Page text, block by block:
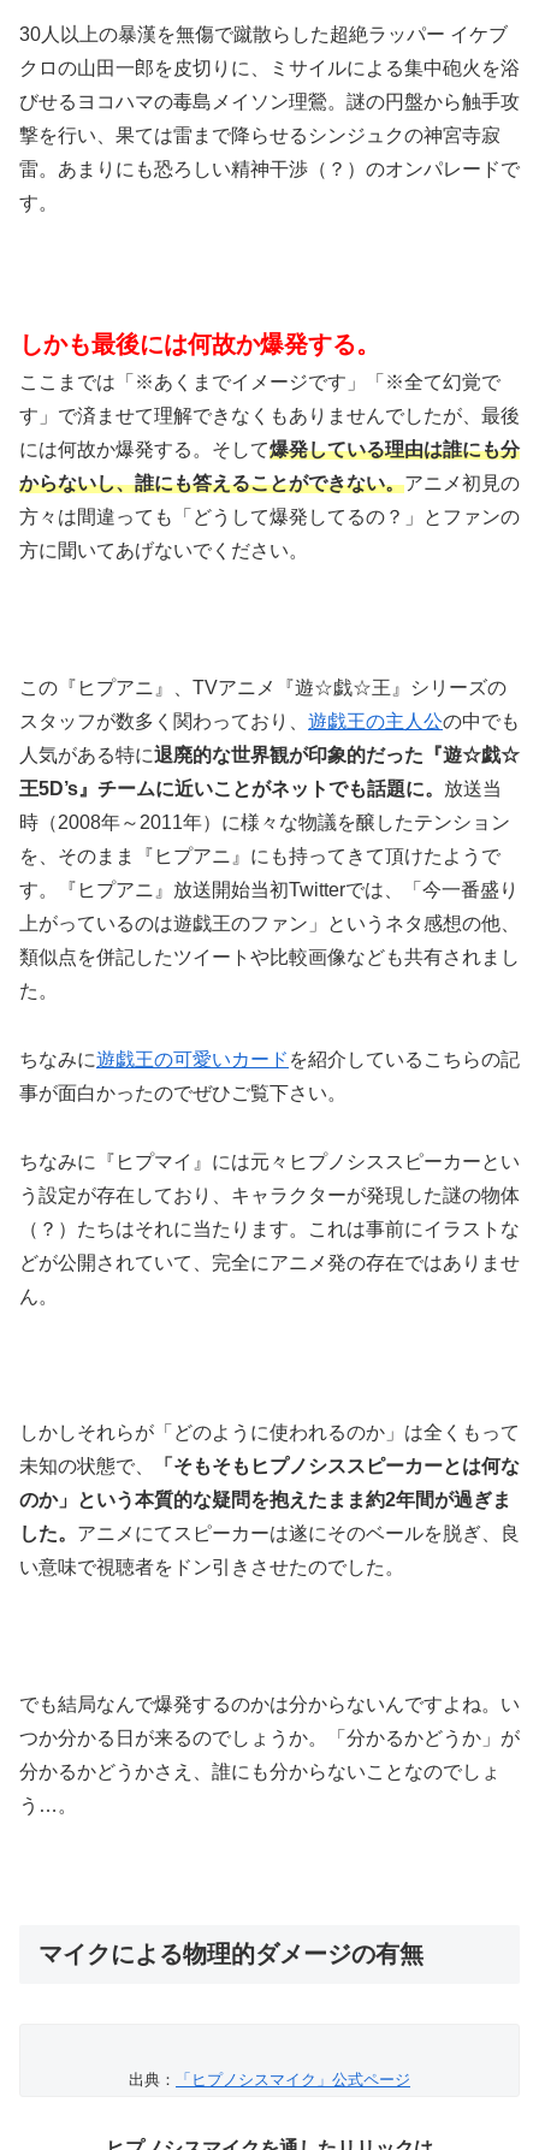
30人以上の暴漢を無傷で蹴散らした超絶ラッパー イケブ
クロの山田一郎を皮切りに、ミサイルによる集中砲火を浴
びせるヨコハマの毒島メイソン理鶯。謎の円盤から触手攻
撃を行い、果ては雷まで降らせるシンジュクの神宮寺寂
雷。あまりにも恐ろしい精神干渉（？）のオンパレードで
す。
しかも最後には何故か爆発する。
ここまでは「※あくまでイメージです」「※全て幻覚で
す」で済ませて理解できなくもありませんでしたが、最後
には何故か爆発する。そして爆発している理由は誰にも分
からないし、誰にも答えることができない。アニメ初見の
方々は間違っても「どうして爆発してるの？」とファンの
方に聞いてあげないでください。
この『ヒプアニ』、TVアニメ『遊☆戯☆王』シリーズの
スタッフが数多く関わっており、 遊戯王の主人公の中でも
人気がある特に退廃的な世界観が印象的だった『遊☆戯☆
王5D’s』チームに近いことがネットでも話題に。 放送当
時（2008年～2011年）に様々な物議を醸したテンション
を、そのまま『ヒプアニ』にも持ってきて頂けたようで
す。『ヒプアニ』放送開始当初Twitterでは、「今一番盛り
上がっているのは遊戯王のファン」というネタ感想の他、
類似点を併記したツイートや比較画像なども共有されまし
た。
ちなみに遊戯王の可愛いカード を紹介しているこちらの記
事が面白かったのでぜひご覧下さい。
ちなみに『ヒプマイ』には元々ヒプノシススピーカーとい
う設定が存在しており、キャラクターが発現した謎の物体
（？）たちはそれに当たります。これは事前にイラストな
どが公開されていて、完全にアニメ発の存在ではありませ
ん。
しかしそれらが「どのように使われるのか」は全くもって
未知の状態で、
「そもそもヒプノシススピーカーとは何な
のか」という本質的な疑問を抱えたまま約2年間が過ぎま
した。 アニメにてスピーカーは遂にそのベールを脱ぎ、良
い意味で視聴者をドン引きさせたのでした。
でも結局なんで爆発するのかは分からないんですよね。い
つか分かる日が来るのでしょうか。「分かるかどうか」が
分かるかどうかさえ、誰にも分からないことなのでしょ
う…。
マイクによる物理的ダメージの有無
出典： 「ヒプノシスマイク」公式ページ